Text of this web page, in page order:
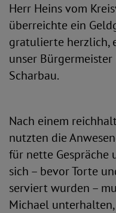
Herr Heins vom
überreichte ein
gratulierte herzlich,
unser Bürgermeister
Scharbau.
Nach einem
nutzten die
für nette Gespräche
sich – bevor Torte
serviert wurden –
Michael